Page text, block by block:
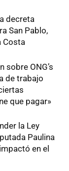
decreta
San Pablo,
Costa
sobre ONG’s
de trabajo
que pagar»
la Ley
Paulina
en el